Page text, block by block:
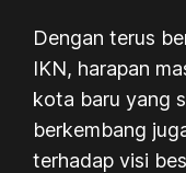
Dengan terus
IKN, harapan
kota baru yang
berkembang
terhadap visi